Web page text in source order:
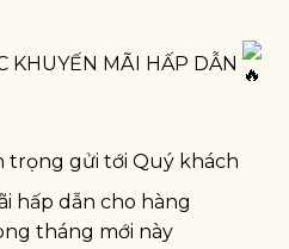
KHUYẾN MÃI HẤP DẪN
trọng gửi tới Quý khách
hấp dẫn cho hàng
tháng mới này